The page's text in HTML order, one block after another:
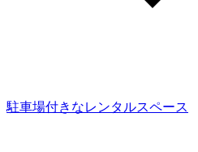
駐車場付きなレンタルスペース